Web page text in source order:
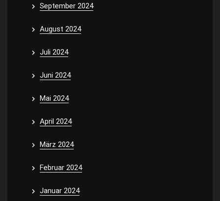
September 2024
August 2024
Juli 2024
Juni 2024
Mai 2024
April 2024
März 2024
Februar 2024
Januar 2024